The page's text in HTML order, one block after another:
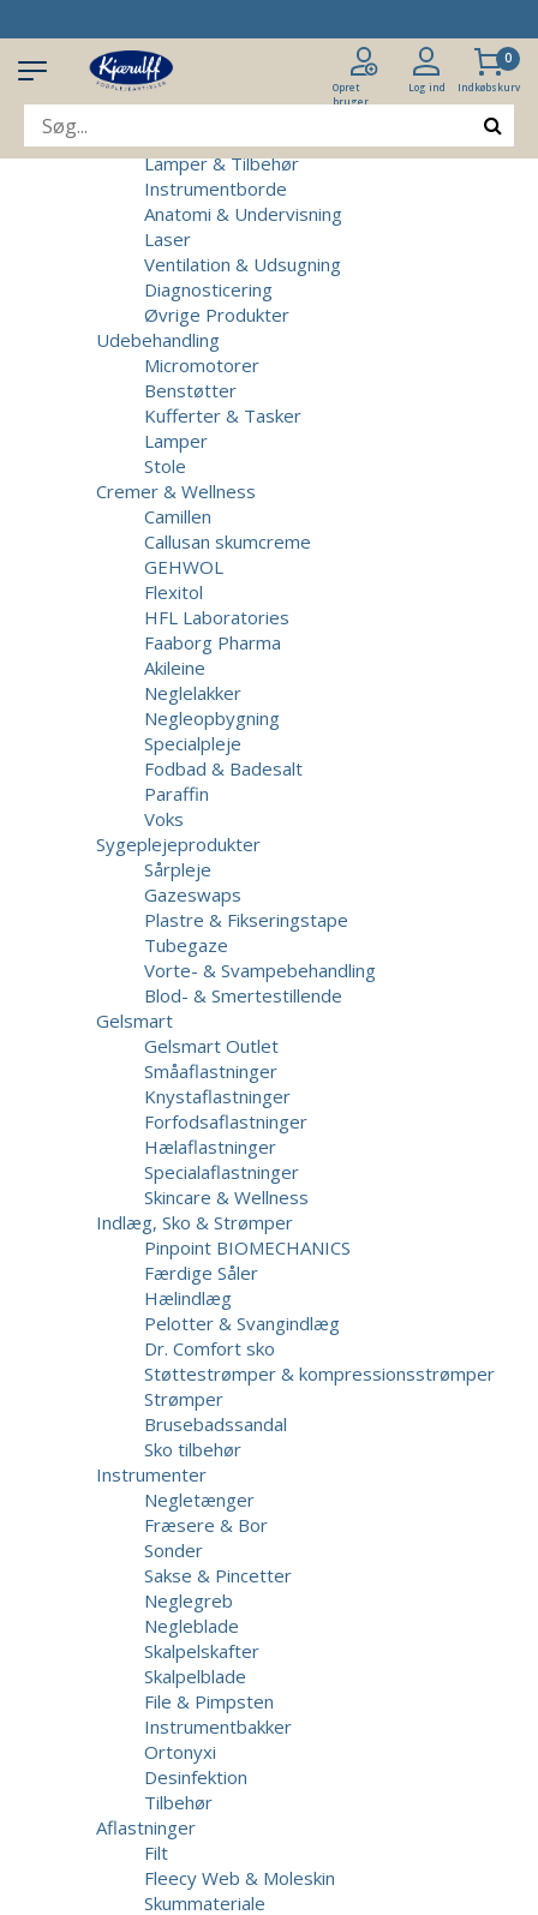
Opret
bruger
Log ind
0
Indkøbskurv
Klinikudstyr
Patientstole
Massagebrikse
Lamper & Tilbehør
Instrumentborde
Anatomi & Undervisning
Laser
Ventilation & Udsugning
Diagnosticering
Øvrige Produkter
Udebehandling
Micromotorer
Benstøtter
Kufferter & Tasker
Lamper
Stole
Cremer & Wellness
Camillen
Callusan skumcreme
GEHWOL
Flexitol
HFL Laboratories
Faaborg Pharma
Akileine
Neglelakker
Negleopbygning
Specialpleje
Fodbad & Badesalt
Paraffin
Voks
Sygeplejeprodukter
Sårpleje
Gazeswaps
Plastre & Fikseringstape
Tubegaze
Vorte- & Svampebehandling
Blod- & Smertestillende
Gelsmart
Gelsmart Outlet
Småaflastninger
Knystaflastninger
Forfodsaflastninger
Hælaflastninger
Specialaflastninger
Skincare & Wellness
Indlæg, Sko & Strømper
Pinpoint BIOMECHANICS
Færdige Såler
Hælindlæg
Pelotter & Svangindlæg
Dr. Comfort sko
Støttestrømper & kompressionsstrømper
Strømper
Brusebadssandal
Sko tilbehør
Instrumenter
Negletænger
Fræsere & Bor
Sonder
Sakse & Pincetter
Neglegreb
Negleblade
Skalpelskafter
Skalpelblade
File & Pimpsten
Instrumentbakker
Ortonyxi
Desinfektion
Tilbehør
Aflastninger
Filt
Fleecy Web & Moleskin
Skummateriale